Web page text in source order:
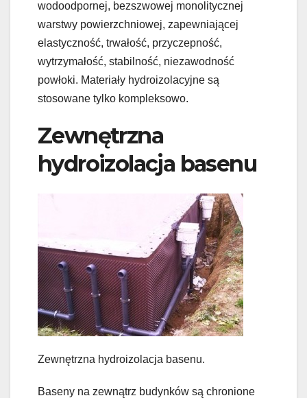
wodoodpornej, bezszwowej monolitycznej
warstwy powierzchniowej, zapewniającej
elastyczność, trwałość, przyczepność,
wytrzymałość, stabilność, niezawodność
powłoki. Materiały hydroizolacyjne są
stosowane tylko kompleksowo.
Zewnętrzna
hydroizolacja basenu
Zewnętrzna hydroizolacja basenu.
Baseny na zewnątrz budynków są chronione